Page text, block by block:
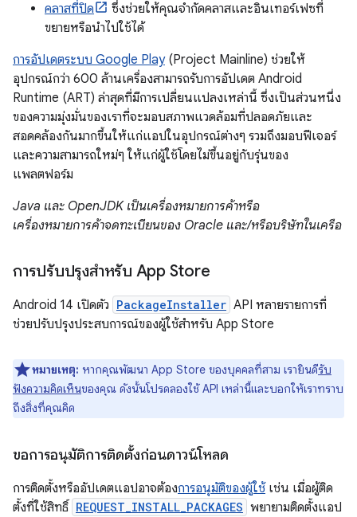
คลาสที่ปิด
ซึ่งช่วยให้คุณจำกัดคลาสและอินเทอร์เฟซที่
ขยายหรือนำไปใช้ได้
การอัปเดตระบบ Google Play(Project Mainline) ช่วยให้
อุปกรณ์กว่า 600 ล้านเครื่องสามารถรับการอัปเดต Android
Runtime (ART) ล่าสุดที่มีการเปลี่ยนแปลงเหล่านี้ ซึ่งเป็นส่วนหนึ่ง
ของความมุ่งมั่นของเราที่จะมอบสภาพแวดล้อมที่ปลอดภัยและ
สอดคล้องกันมากขึ้นให้แก่แอปในอุปกรณ์ต่างๆ รวมถึงมอบฟีเจอร์
และความสามารถใหม่ๆ ให้แก่ผู้ใช้โดยไม่ขึ้นอยู่กับรุ่นของ
แพลตฟอร์ม
Java และ OpenJDK เป็นเครื่องหมายการค้าหรือ
เครื่องหมายการค้าจดทะเบียนของ Oracle และ/หรือบริษัทในเครือ
การปรับปรุงสำหรับ App Store
Android 14 เปิดตัว PackageInstaller API หลายรายการที่
ช่วยปรับปรุงประสบการณ์ของผู้ใช้สำหรับ App Store
หมายเหตุ: หากคุณพัฒนา App Store ของบุคคลที่สาม เรายินดีรับ
ฟังความคิดเห็นของคุณ ดังนั้นโปรดลองใช้ API เหล่านี้และบอกให้เราทราบ
ถึงสิ่งที่คุณคิด
ขอการอนุมัติการติดตั้งก่อนดาวน์โหลด
การติดตั้งหรืออัปเดตแอปอาจต้องการอนุมัติของผู้ใช้ เช่น เมื่อผู้ติด
ตั้งที่ใช้สิทธิ์ REQUEST_INSTALL_PACKAGES พยายามติดตั้งแอป